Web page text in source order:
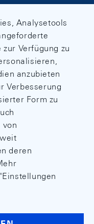
Analysetools
Verfügung zu
anzubieten
Verbesserung
Form zu
von
deren